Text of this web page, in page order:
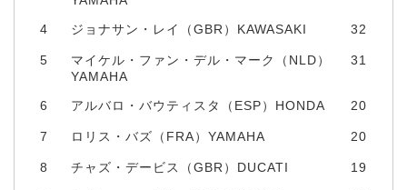
4 ジョナサン・レイ（GBR）KAWASAKI 32
5
マイケル・ファン・デル・マーク（NLD）
YAMAHA
31
6 アルバロ・バウティスタ（ESP）HONDA 20
7 ロリス・バズ（FRA）YAMAHA 20
8 チャズ・デービス（GBR）DUCATI 19